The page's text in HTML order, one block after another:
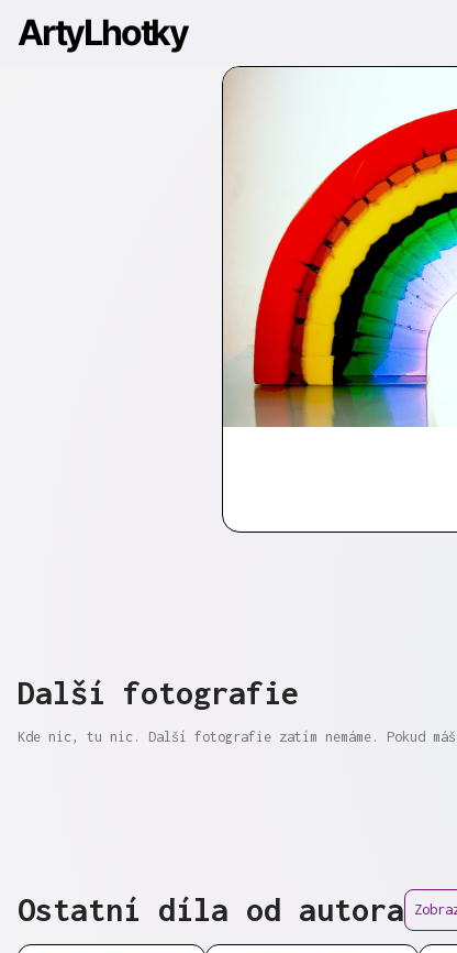
ArtyLhotky
Další fotografie
Kde nic, tu nic. Další fotografie zatím nemáme. Pokud
Ostatní díla od autora